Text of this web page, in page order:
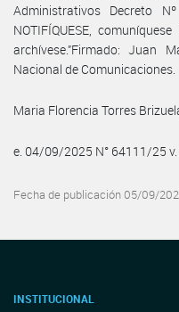
Administrativos Decreto
NOTIFÍQUESE,
archívese.”Firmado: Juan
Nacional de Comunicaciones.
Maria Florencia Torres
e. 04/09/2025 N° 64111/25
Fecha de publicación 05/09/
INSTITUCIONAL